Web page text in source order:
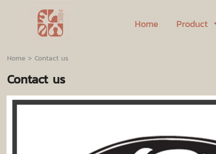
Home Product
Home > Contact us
Contact us